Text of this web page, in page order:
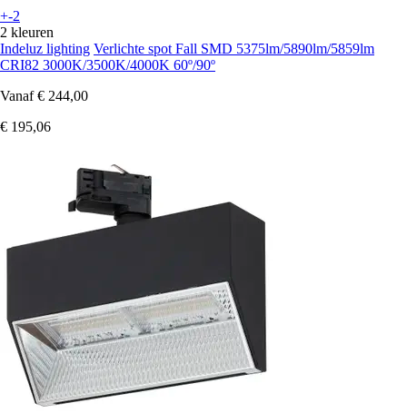
+-2
2 kleuren
Indeluz lighting Verlichte spot Fall SMD 5375lm/5890lm/5859lm
CRI82 3000K/3500K/4000K 60º/90º
Vanaf € 244,00
€ 195,06